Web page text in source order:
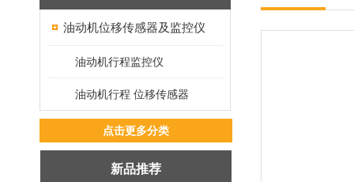
油动机位移传感器及监控仪
油动机行程监控仪
油动机行程 位移传感器
点击更多分类
新品推荐